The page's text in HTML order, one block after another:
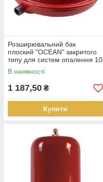
Розширювальний бак
плоский "OCEAN" закритого
типу для систем опалення 10
літрів
В наявності
1 187,50 ₴
Купити